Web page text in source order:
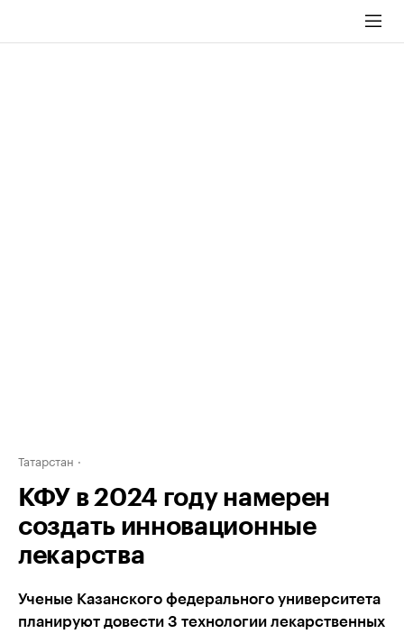
Татарстан
КФУ в 2024 году намерен
создать инновационные
лекарства
Ученые Казанского федерального университета
планируют довести 3 технологии лекарственных